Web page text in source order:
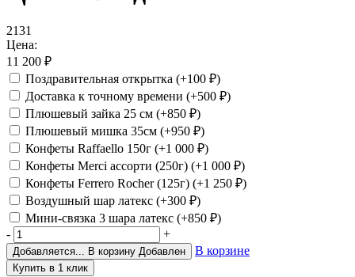
2131
Цена:
11 200 ₽
Поздравительная открытка (+100 ₽)
Доставка к точному времени (+500 ₽)
Плюшевый зайка 25 см (+850 ₽)
Плюшевый мишка 35см (+950 ₽)
Конфеты Raffaello 150г (+1 000 ₽)
Конфеты Merci ассорти (250г) (+1 000 ₽)
Конфеты Ferrero Rocher (125г) (+1 250 ₽)
Воздушный шар латекс (+300 ₽)
Мини-связка 3 шара латекс (+850 ₽)
-
+
Добавляется... В корзину Добавлен В корзине